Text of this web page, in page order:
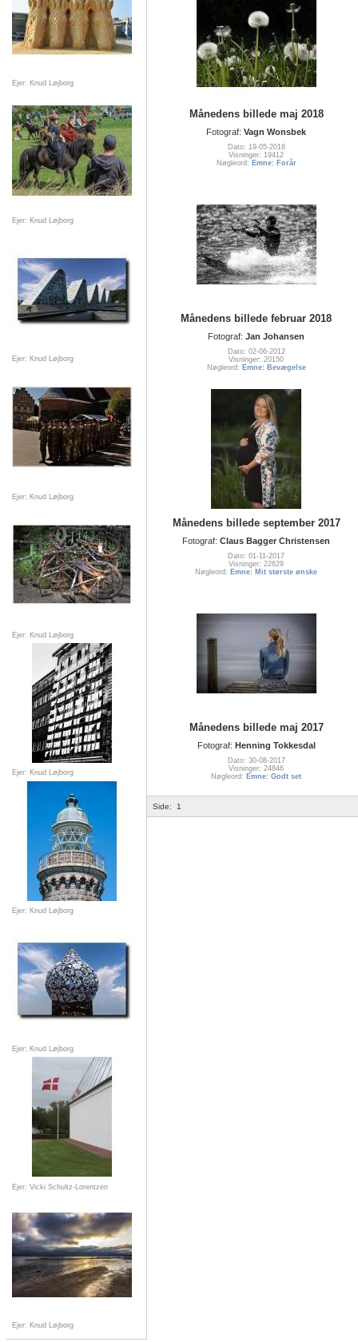
Ejer: Knud Løjborg
Ejer: Knud Løjborg
Ejer: Knud Løjborg
Ejer: Knud Løjborg
Ejer: Knud Løjborg
Ejer: Knud Løjborg
Ejer: Knud Løjborg
Ejer: Knud Løjborg
Ejer: Vicki Schultz-Lorentzen
Ejer: Knud Løjborg
Månedens billede maj 2018
Fotograf: Vagn Wonsbek
Dato: 19-05-2018
Visninger: 19412
Nøgleord: Emne: Forår
Månedens billede februar 2018
Fotograf: Jan Johansen
Dato: 02-06-2012
Visninger: 20150
Nøgleord: Emne: Bevægelse
Månedens billede september 2017
Fotograf: Claus Bagger Christensen
Dato: 01-11-2017
Visninger: 22629
Nøgleord: Emne: Mit største ønske
Månedens billede maj 2017
Fotograf: Henning Tokkesdal
Dato: 30-08-2017
Visninger: 24846
Nøgleord: Emne: Godt set
Side: 1